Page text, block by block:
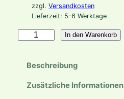
zzgl. Versandkosten
Lieferzeit: 5-6 Werktage
In den Warenkorb
Beschreibung
Zusätzliche Informationen